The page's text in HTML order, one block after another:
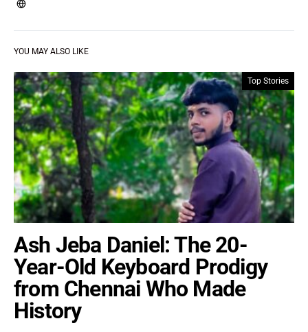
YOU MAY ALSO LIKE
Top Stories
Ash Jeba Daniel: The 20-
Year-Old Keyboard Prodigy
from Chennai Who Made
History